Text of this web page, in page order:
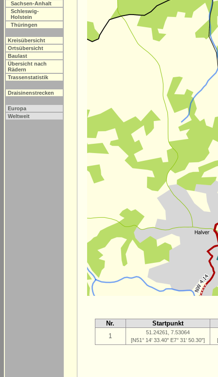
Sachsen-Anhalt
Schleswig-
Holstein
Thüringen
Kreisübersicht
Ortsübersicht
Baulast
Übersicht nach
Rädern
Trassenstatistik
Draisinenstrecken
Europa
Weltweit
Nr.
Startpunkt
1
51.24261, 7.53064
[N51° 14' 33.40" E7° 31' 50.30"]